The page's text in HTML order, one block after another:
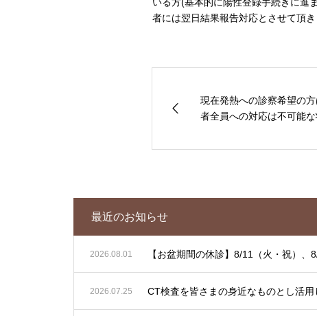
者には翌日結果報告対応とさせて頂き
現在発熱への診察希望の
者全員への対応は不可能な
最近のお知らせ
2026.08.01 【お盆期間の休診】8/11（火・祝）
2026.07.25 CT検査を皆さまの身近なものとし活